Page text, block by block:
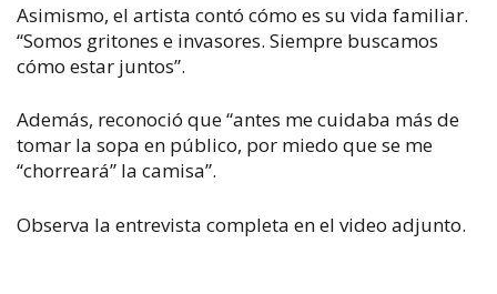
Asimismo, el artista contó cómo es su vida familiar.
“Somos gritones e invasores. Siempre buscamos
cómo estar juntos”.
Además, reconoció que “antes me cuidaba más de
tomar la sopa en público, por miedo que se me
“chorreará” la camisa”.
Observa la entrevista completa en el video adjunto.